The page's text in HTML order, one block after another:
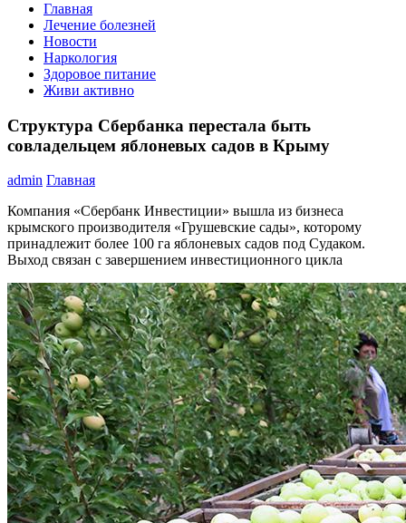
Главная
Лечение болезней
Новости
Наркология
Здоровое питание
Живи активно
Структура Сбербанка перестала быть
совладельцем яблоневых садов в Крыму
admin Главная
Компания «Сбербанк Инвестиции» вышла из бизнеса
крымского производителя «Грушевские сады», которому
принадлежит более 100 га яблоневых садов под Судаком.
Выход связан с завершением инвестиционного цикла